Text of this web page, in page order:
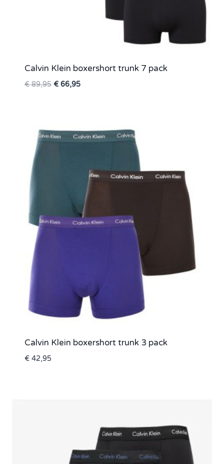
Calvin Klein boxershort trunk 7 pack
€89,95 Oorspronkelijke
€66,95Huidige
Calvin Klein boxershort trunk 3 pack
€42,95